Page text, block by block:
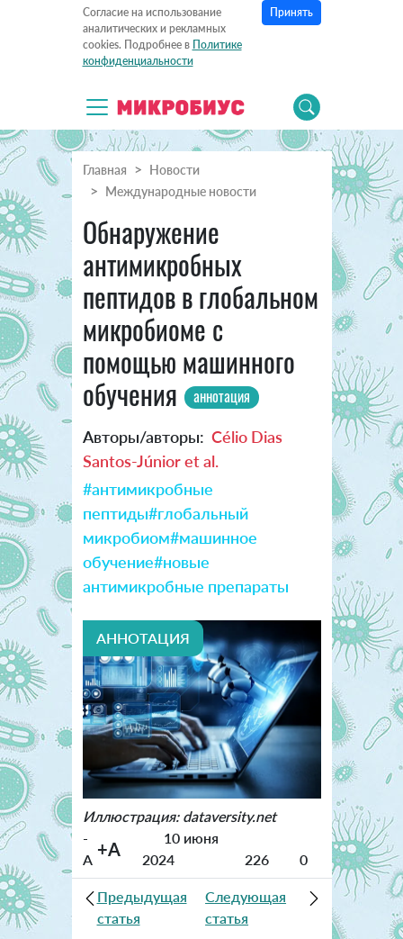
Согласие на использование
аналитических и рекламных
cookies. Подробнее в Политике
конфиденциальности
Принять
Главная
Новости
Международные новости
Обнаружение
антимикробных
пептидов в глобальном
микробиоме с
помощью машинного
обучения
аннотация
Авторы/авторы: Célio Dias
Santos-Júnior et al.
#антимикробные
пептиды#глобальный
микробиом#машинное
обучение#новые
антимикробные препараты
АННОТАЦИЯ
Иллюстрация: dataversity.net
-
A +A
10 июня
2024
226 0
Предыдущая
статья
Следующая
статья